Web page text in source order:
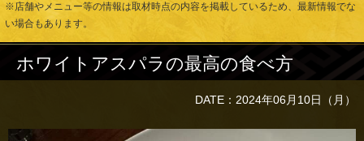
※店舗やメニュー等の情報は取材時点の内容を掲載しているため、最新情報でな
い場合もあります。
ホワイトアスパラの最高の食べ方
DATE：2024年06月10日（月）